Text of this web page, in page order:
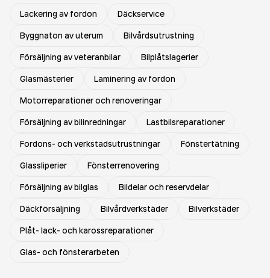
Lackering av fordon
Däckservice
Byggnaton av uterum
Bilvårdsutrustning
Försäljning av veteranbilar
Bilplåtslagerier
Glasmästerier
Laminering av fordon
Motorreparationer och renoveringar
Försäljning av bilinredningar
Lastbilsreparationer
Fordons- och verkstadsutrustningar
Fönstertätning
Glassliperier
Fönsterrenovering
Försäljning av bilglas
Bildelar och reservdelar
Däckförsäljning
Bilvårdverkstäder
Bilverkstäder
Plåt- lack- och karossreparationer
Glas- och fönsterarbeten